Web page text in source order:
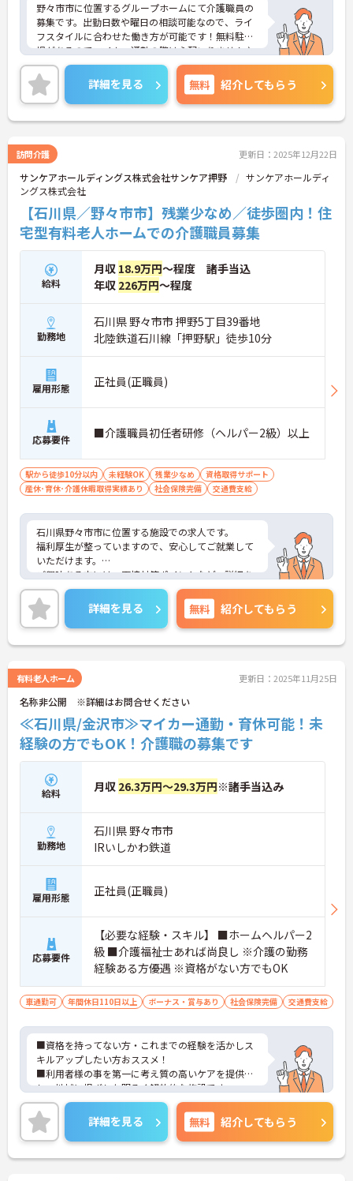
野々市市に位置するグループホームにて介護職員の
募集です。出勤日数や曜日の相談可能なので、ライ
フスタイルに合わせた働き方が可能です！無料駐車
場があるのでマイカー通勤の際は心配いりません♪
ご興味ある方は面接ポイントをお伝えしますので、
お気軽にご連絡ください。
詳細を見る 無料 紹介してもらう
訪問介護 更新日：2025年12月22日
サンケアホールディングス株式会社サンケア押野
サンケアホールディ
ングス株式会社
【石川県／野々市市】残業少なめ／徒歩圏内！住
宅型有料老人ホームでの介護職員募集
給料
月収 18.9万円～程度 諸手当込
年収 226万円～程度
勤務地
石川県 野々市市 押野5丁目39番地
北陸鉄道石川線「押野駅」徒歩10分
雇用形態 正社員(正職員)
応募要件 ■介護職員初任者研修（ヘルパー2級）以上
駅から徒歩10分以内 未経験OK 残業少なめ
資格取得サポート
産休･育休･介護休暇取得実績あり
社会保険完備 交通費支給
石川県野々市市に位置する施設での求人です。
福利厚生が整っていますので、安心してご就業して
いただけます。
ご興味ある方には、面接対策ポイントなど、詳細を
お話しいたしますのでお気軽にご相談ください。
詳細を見る 無料 紹介してもらう
有料老人ホーム 更新日：2025年11月25日
名称非公開 ※詳細はお問合せください
≪石川県/金沢市≫マイカー通勤・育休可能！未
経験の方でもOK！介護職の募集です
給料 月収 26.3万円～29.3万円※諸手当込み
勤務地
石川県 野々市市
IRいしかわ鉄道
雇用形態 正社員(正職員)
応募要件
【必要な経験・スキル】 ■ホームヘルパー2
級 ■介護福祉士あれば尚良し ※介護の勤務
経験ある方優遇 ※資格がない方でもOK
車通勤可 年間休日110日以上 ボーナス・賞与あり 社会保険完備 交通費支給
■資格を持ってない方・これまでの経験を活かしス
キルアップしたい方おススメ！
■利用者様の事を第一に考え質の高いケアを提供
し、地域に根ざした明るく解放的な施設です。
詳細を見る 無料 紹介してもらう